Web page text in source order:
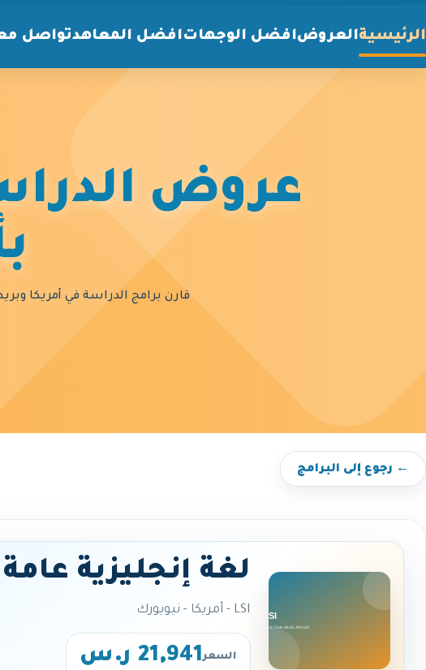
الرئيسيةالعروضافضل الوجهاتافضل المعاهدتواصل
عروض
قارن برامج الدراسة في أمريكا
← رجوع إلى البرامج
لغة إنجليزية عامة
LSI - أمريكا - نيويورك
السعر21,941 ر.س